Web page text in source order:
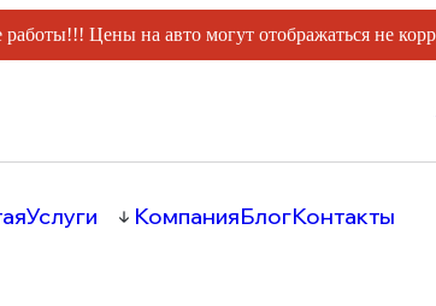
работы!!! Цены на авто могут отображаться не
Услуги КомпанияБлогКонтакты